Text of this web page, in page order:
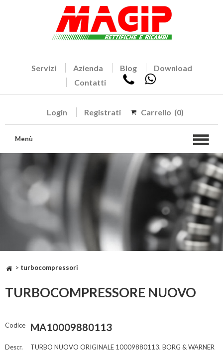
Servizi Azienda Blog
Download
Contatti
Login Registrati Carrello (0)
Menù
> turbocompressori
TURBOCOMPRESSORE NUOVO
Codice MA10009880113
Descr. TURBO NUOVO ORIGINALE 10009880113, BORG & WARNER